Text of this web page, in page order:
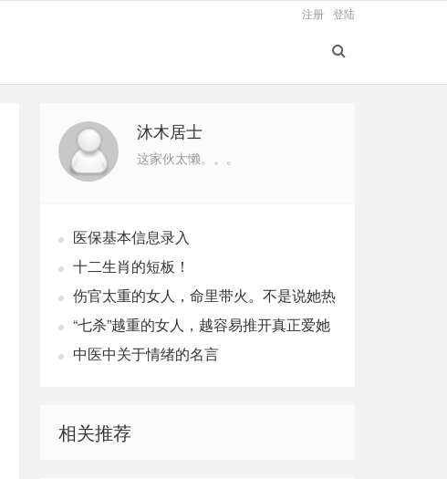
登陆
注册
沐木居士
这家伙太懒。。。
医保基本信息录入
十二生肖的短板！
伤官太重的女人，命里带火。不是说她热
烈，是说她这辈子，火总往外烧
“七杀”越重的女人，越容易推开真正爱她
的人中医中关于情绪的名言
相关推荐